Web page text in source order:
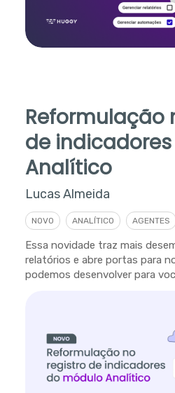
Reformulação
de
Analítico
Lucas Almeida
NOVO ANALÍTICO AGENTES
Essa novidade traz mais
relatórios e abre portas para
podemos desenvolver para